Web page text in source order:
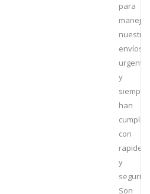
para
manejar
envíos
y
siempre
han
con
rapidez
y
Son